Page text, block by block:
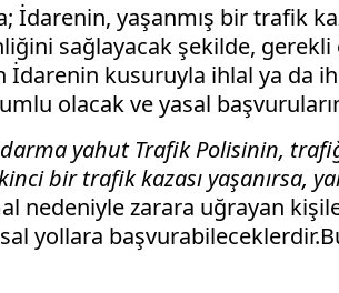
yaşanmış bir trafik
sağlayacak şekilde,
kusuruyla ihlal ya da
olacak ve yasal
yahut Trafik Polisinin,
bir trafik kazası yaşanırsa,
nedeniyle zarara uğrayan
yollara